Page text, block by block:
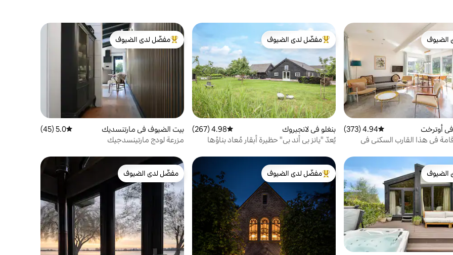
الضيوف
الضيوف
أوترخت متوسط التقييم 4.94 من 5، 373 مراجعات
4.94 (373)
في هذا القارب السكني في
من أبرز البيوت المفضّلة لدى الضيوف
مفضّل لدى الضيوف
بنغلو في لانجبروك متوسط التقييم 4.98 من 5، 267 مراجعات
4.98 (267)
يُعدّ "يانز بي أند بي" حظيرة أبقار مُعاد بناؤها
من أبرز البيوت المفضّلة لدى الضيوف
مفضّل لدى الضيوف
بيت الضيوف في مارتنسديك متوسط التقييم 5.0 من 5، 45 مراجعات
5.0 (45)
مزرعة لودج مارتينسدجيك
الضيوف
الضيوف
من أبرز البيوت المفضّلة لدى الضيوف
مفضّل لدى الضيوف
مفضّل لدى الضيوف
مفضّل لدى الضيوف